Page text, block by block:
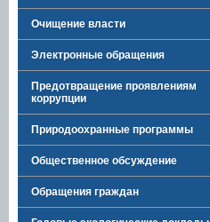
Очищение власти
Электронные обращения
Предотвращение проявлениям
коррупции
Природоохранные программы
Общественное обсуждение
Обращения граждан